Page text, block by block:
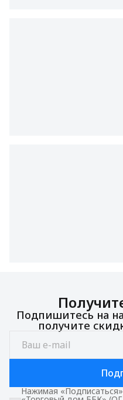
Подпишитесь на
получите
Нажимая